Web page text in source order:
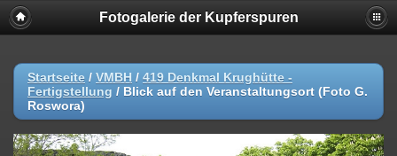
Fotogalerie der Kupferspuren
Startseite / VMBH / 419 Denkmal Krughütte -
Fertigstellung / Blick auf den Veranstaltungsort (Foto G.
Roswora)